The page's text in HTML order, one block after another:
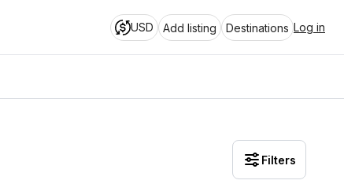
USD Add listing Destinations Log in
Filters